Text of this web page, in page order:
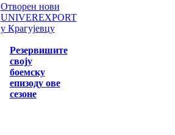
Отворен нови
UNIVEREXPORT
у Крагујевцу
Резервишите
своју
боемску
епизоду ове
сезоне